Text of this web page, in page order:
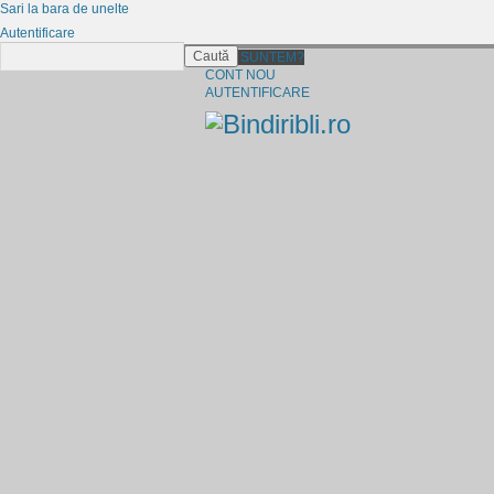
CINE SUNTEM?
CONT NOU
AUTENTIFICARE
Sari la bara de unelte
Autentificare
Caută